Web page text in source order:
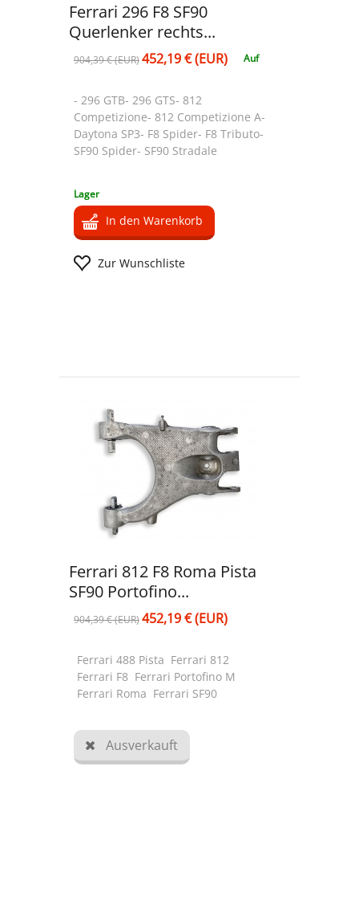
Ferrari 296 F8 SF90
Querlenker rechts...
904,39 € (EUR)452,19 € (EUR)
- 296 GTB- 296 GTS- 812
Competizione- 812 Competizione A-
Daytona SP3- F8 Spider- F8 Tributo-
SF90 Spider- SF90 Stradale
Auf
Lager
In den Warenkorb
Zur Wunschliste
Ferrari 812 F8 Roma Pista
SF90 Portofino...
904,39 € (EUR)452,19 € (EUR)
Ferrari 488 Pista Ferrari 812
Ferrari F8 Ferrari Portofino M
Ferrari Roma Ferrari SF90
Ausverkauft